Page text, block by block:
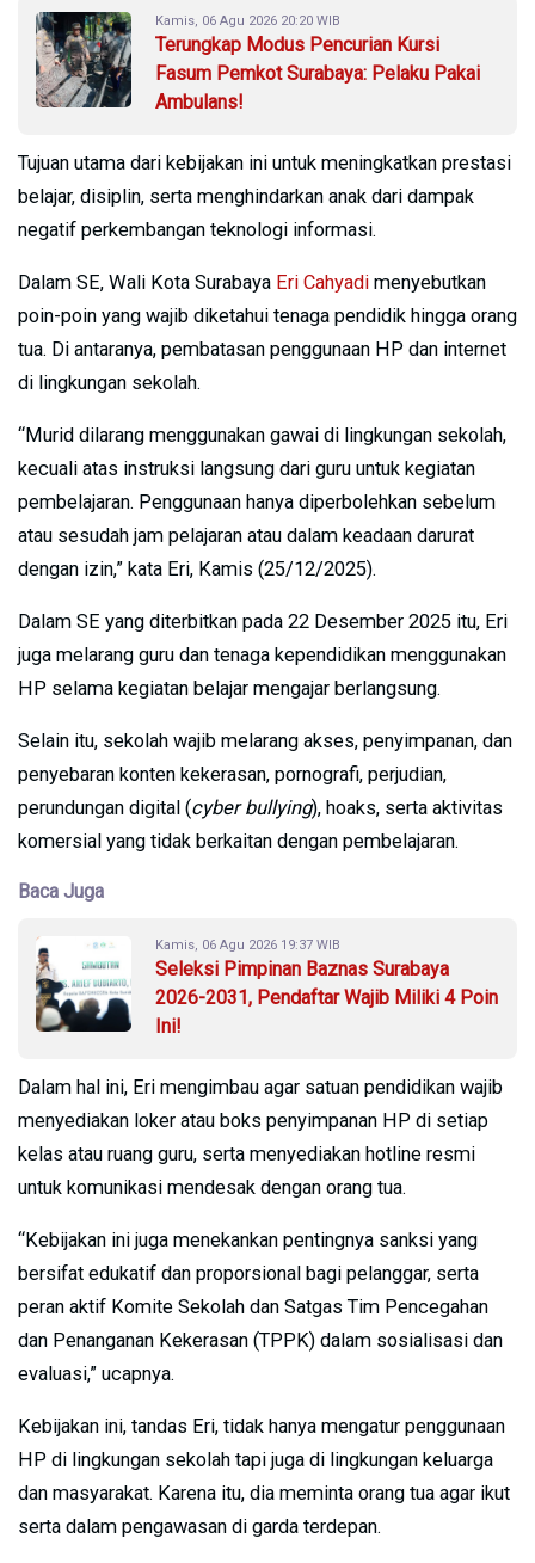
Kamis, 06 Agu 2026 20:20 WIB
Terungkap Modus Pencurian Kursi
Fasum Pemkot Surabaya: Pelaku Pakai
Ambulans!
Tujuan utama dari kebijakan ini untuk meningkatkan prestasi
belajar, disiplin, serta menghindarkan anak dari dampak
negatif perkembangan teknologi informasi.
Dalam SE, Wali Kota Surabaya Eri Cahyadi menyebutkan
poin-poin yang wajib diketahui tenaga pendidik hingga orang
tua. Di antaranya, pembatasan penggunaan HP dan internet
di lingkungan sekolah.
“Murid dilarang menggunakan gawai di lingkungan sekolah,
kecuali atas instruksi langsung dari guru untuk kegiatan
pembelajaran. Penggunaan hanya diperbolehkan sebelum
atau sesudah jam pelajaran atau dalam keadaan darurat
dengan izin,” kata Eri, Kamis (25/12/2025).
Dalam SE yang diterbitkan pada 22 Desember 2025 itu, Eri
juga melarang guru dan tenaga kependidikan menggunakan
HP selama kegiatan belajar mengajar berlangsung.
Selain itu, sekolah wajib melarang akses, penyimpanan, dan
penyebaran konten kekerasan, pornografi, perjudian,
perundungan digital (cyber bullying), hoaks, serta aktivitas
komersial yang tidak berkaitan dengan pembelajaran.
Baca Juga
Kamis, 06 Agu 2026 19:37 WIB
Seleksi Pimpinan Baznas Surabaya
2026-2031, Pendaftar Wajib Miliki 4 Poin
Ini!
Dalam hal ini, Eri mengimbau agar satuan pendidikan wajib
menyediakan loker atau boks penyimpanan HP di setiap
kelas atau ruang guru, serta menyediakan hotline resmi
untuk komunikasi mendesak dengan orang tua.
“Kebijakan ini juga menekankan pentingnya sanksi yang
bersifat edukatif dan proporsional bagi pelanggar, serta
peran aktif Komite Sekolah dan Satgas Tim Pencegahan
dan Penanganan Kekerasan (TPPK) dalam sosialisasi dan
evaluasi,” ucapnya.
Kebijakan ini, tandas Eri, tidak hanya mengatur penggunaan
HP di lingkungan sekolah tapi juga di lingkungan keluarga
dan masyarakat. Karena itu, dia meminta orang tua agar ikut
serta dalam pengawasan di garda terdepan.